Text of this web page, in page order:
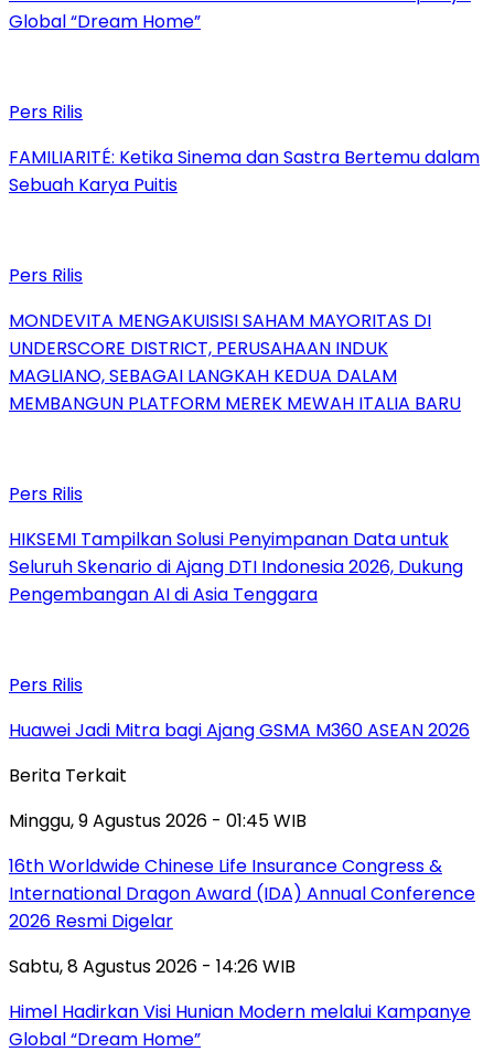
Global “Dream Home”
Pers Rilis
FAMILIARITÉ: Ketika Sinema dan Sastra Bertemu dalam
Sebuah Karya Puitis
Pers Rilis
MONDEVITA MENGAKUISISI SAHAM MAYORITAS DI
UNDERSCORE DISTRICT, PERUSAHAAN INDUK
MAGLIANO, SEBAGAI LANGKAH KEDUA DALAM
MEMBANGUN PLATFORM MEREK MEWAH ITALIA BARU
Pers Rilis
HIKSEMI Tampilkan Solusi Penyimpanan Data untuk
Seluruh Skenario di Ajang DTI Indonesia 2026, Dukung
Pengembangan AI di Asia Tenggara
Pers Rilis
Huawei Jadi Mitra bagi Ajang GSMA M360 ASEAN 2026
Berita Terkait
Minggu, 9 Agustus 2026 - 01:45 WIB
16th Worldwide Chinese Life Insurance Congress &
International Dragon Award (IDA) Annual Conference
2026 Resmi Digelar
Sabtu, 8 Agustus 2026 - 14:26 WIB
Himel Hadirkan Visi Hunian Modern melalui Kampanye
Global “Dream Home”